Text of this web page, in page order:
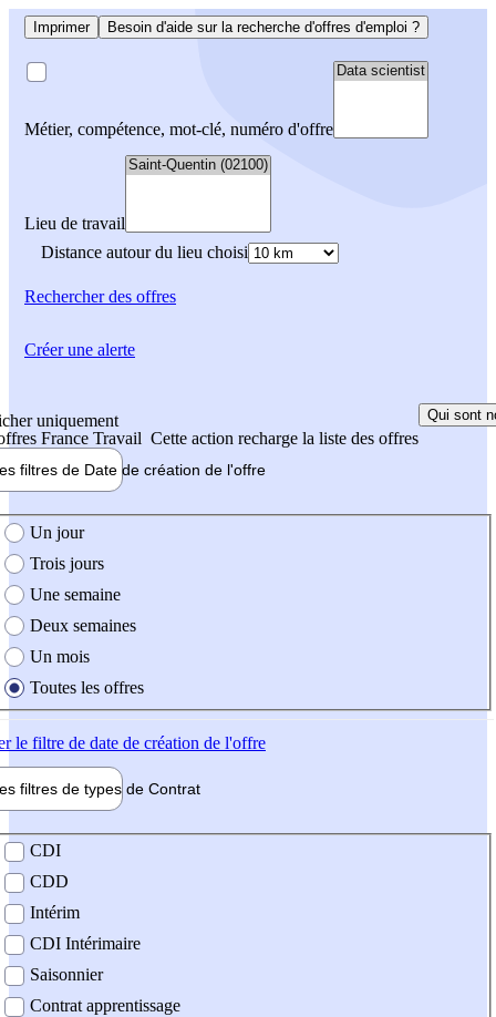
Imprimer Besoin d'aide sur la recherche d'offres d'emploi ?
Métier, compétence, mot-clé, numéro d'offre
Lieu de travail
Distance autour du lieu choisi
Rechercherdes offres
uniquement
France Travail Cette action recharge la liste des offres
Qui sont
filtres de Date de création de l'offre
création de l'offre
Un jour
Trois jours
Une semaine
Deux semaines
Un mois
Toutes les offres
le filtre de date de création de l'offre
filtres de types de Contrat
contrat
CDI
CDD
Intérim
CDI Intérimaire
Saisonnier
Contrat apprentissage
Créer une alerte